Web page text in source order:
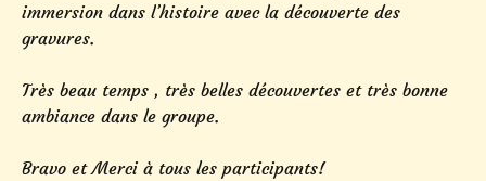
immersion dans l’histoire avec la découverte des
gravures.
Très beau temps , très belles découvertes et très bonne
ambiance dans le groupe.
Bravo et Merci à tous les participants!